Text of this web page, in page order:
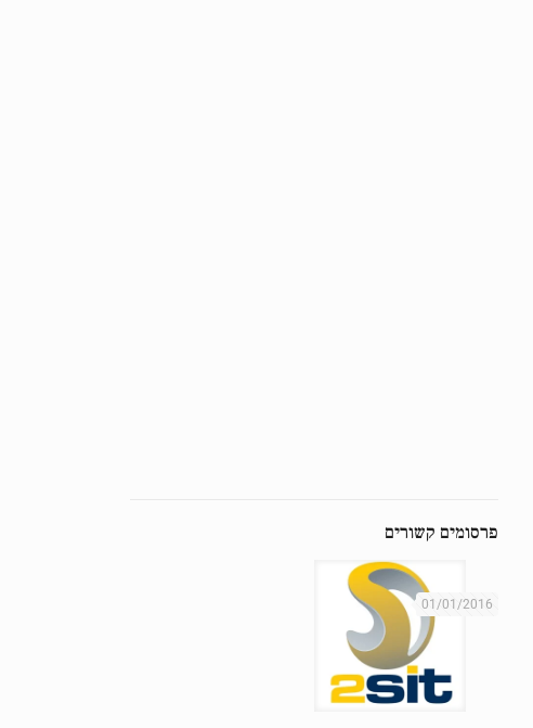
פרסומים קשורים
01/01/2016